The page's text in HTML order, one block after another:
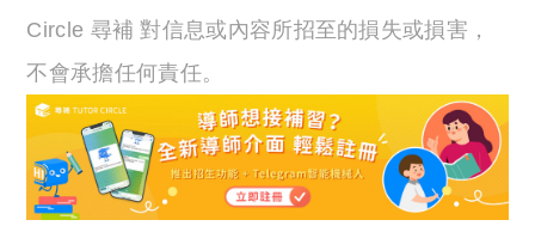
Circle 尋補 對信息或內容所招至的損失或損害，
不會承擔任何責任。